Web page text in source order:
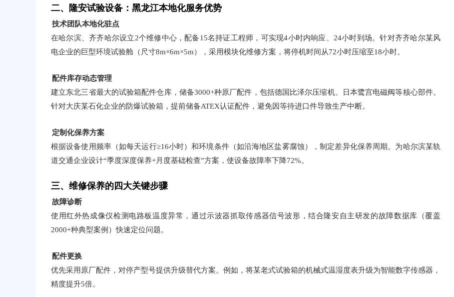
二、隆安试验设备：黑龙江本地化服务优势
技术团队本地化驻点
在哈尔滨、齐齐哈尔设立2个维修中心，配备15名持证工程师，可实现4小时内响应、24小时到场。针对齐齐哈尔某风
电企业的巨型环境试验舱（尺寸8m×6m×5m），采用模块化维修方案，将停机时间从72小时压缩至18小时。
配件库存动态管理
建立东北三省最大的试验箱配件仓库，储备3000+种原厂配件，包括德国比泽尔压缩机、日本鹭宫电磁阀等核心部件。
针对大庆某石化企业的防爆试验箱，提前储备ATEX认证配件，避免因等待进口件导致生产中断。
定制化保养方案
根据设备使用频率（如每天运行≥16小时）和环境条件（如沿海地区盐雾腐蚀），制定差异化保养周期。为哈尔滨某轨
道交通企业设计“季度深度保养+月度基础检查”方案，使设备故障率下降72%。
三、维修保养的四大关键步骤
故障诊断
使用红外热成像仪检测电路板温度异常，通过示波器抓取传感器信号波形，结合隆安自主研发的故障数据库（覆盖
2000+种典型案例）快速定位问题。
配件更换
优先采用原厂配件，对停产型号提供升级替代方案。例如，将某老式试验箱的机械式温湿度表升级为智能数字传感器，
精度提升5倍。